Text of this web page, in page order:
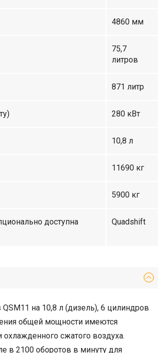
4860 мм
75,7
литров
871 литр
280 кВт
10,8 л
11690 кг
5900 кг
доступна
Quadshift
на 10,8 л (дизель), 6 цилиндров
общей мощности имеются
сжатого воздуха.
в 2100 оборотов в минуту для